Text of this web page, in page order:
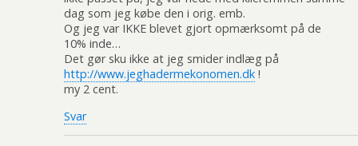
dag som jeg købe den i orig. emb.
Og jeg var IKKE blevet gjort opmærksomt på de
10% inde…
Det gør sku ikke at jeg smider indlæg på
http://www.jeghadermekonomen.dk !
my 2 cent.
Svar